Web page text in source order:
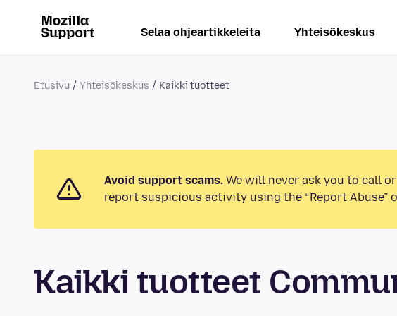
Selaa ohjeartikkeleita Yhteisökeskus
Etusivu Yhteisökeskus Kaikki tuotteet
Avoid support scams. We will never ask you to call
report suspicious activity using the “Report Abuse”
Kaikki tuotteet